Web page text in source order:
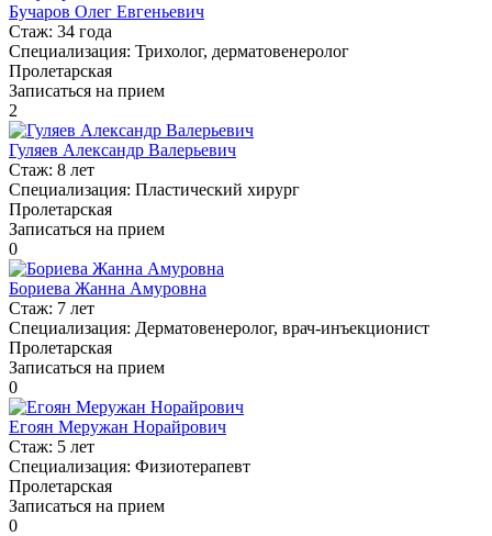
Бучаров Олег Евгеньевич
Стаж: 34 года
Специализация: Трихолог, дерматовенеролог
Пролетарская
Записаться на прием
2
Гуляев Александр Валерьевич
Стаж: 8 лет
Специализация: Пластический хирург
Пролетарская
Записаться на прием
0
Бориева Жанна Амуровна
Стаж: 7 лет
Специализация: Дерматовенеролог, врач-инъекционист
Пролетарская
Записаться на прием
0
Егоян Меружан Норайрович
Стаж: 5 лет
Специализация: Физиотерапевт
Пролетарская
Записаться на прием
0